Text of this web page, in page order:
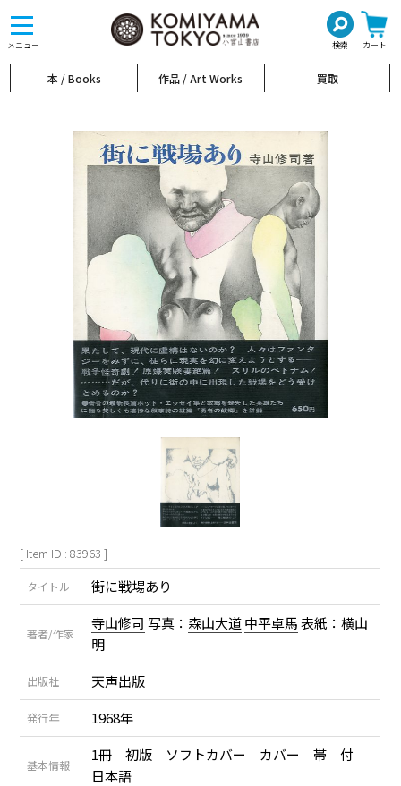
メニュー 検索 カート
toggle
navigation
本 / Books 作品 / Art Works 買取
[ Item ID : 83963 ]
タイトル 街に戦場あり
著者/作家
寺山修司 写真： 森山大道中平卓馬表紙：横山
明
出版社 天声出版
発行年 1968年
基本情報
1冊 初版 ソフトカバー カバー 帯 付
日本語